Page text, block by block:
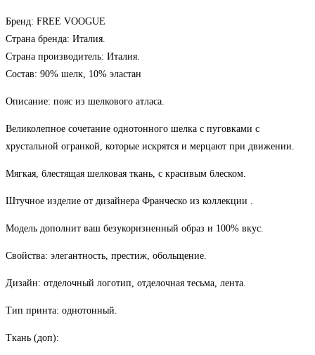
Бренд: FREE VOOGUE
Страна бренда: Италия.
Страна производитель: Италия.
Состав: 90% шелк, 10% эластан
Описание: пояс из шелкового атласа.
Великолепное сочетание однотонного шелка с пуговками с
хрустальной огранкой, которые искрятся и мерцают при движении.
Мягкая, блестящая шелковая ткань, с красивым блеском.
Штучное изделие от дизайнера Франческо из коллекции .
Модель дополнит ваш безукоризненный образ и 100% вкус.
Свойства: элегантность, престиж, обольщение.
Дизайн: отделочный логотип, отделочная тесьма, лента.
Тип принта: однотонный.
Ткань (доп):